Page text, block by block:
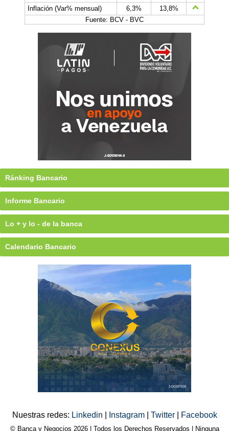
Inflación (Var% mensual)
6,3%
13,8%
Fuente: BCV - BVC
Ránking Bancario
Informe Bancario
Lo + y lo - de la banca
Calendario Bancario
Nuestras redes: Linkedin Instagram Twitter Facebook
© Banca y Negocios 2026 | Todos los Derechos Reservados | Ninguna